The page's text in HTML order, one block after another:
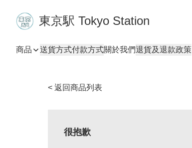
東京駅 Tokyo Station
商品 送貨方式付款方式關於我們退貨及退款政策
< 返回商品列表
很抱歉